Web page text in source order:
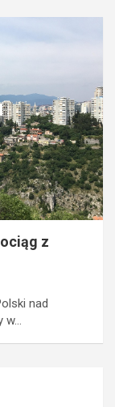
z
nad
w…